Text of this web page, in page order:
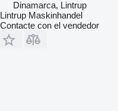
Dinamarca, Lintrup
Lintrup Maskinhandel
Contacte con el vendedor